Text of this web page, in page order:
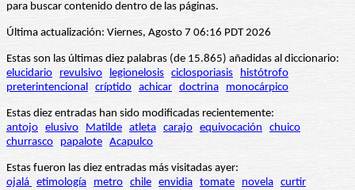
para buscar contenido dentro de las páginas.
Última actualización: Viernes, Agosto 7 06:16 PDT 2026
Estas son las últimas diez palabras (de 15.865) añadidas al diccionario:
elucidario
revulsivo legionelosis ciclosporiasis
histótrofo
preterintencional críptido achicar doctrina monocárpico
Estas diez entradas han sido modificadas recientemente:
antojo elusivo Matilde atleta carajo equivocación
chuico
churrasco
papalote Acapulco
Estas fueron las diez entradas más visitadas ayer:
ojalá etimología metro chile envidia tomate novela curtir